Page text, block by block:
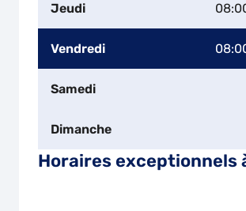
Jeudi
Vendredi
Samedi
Dimanche
Horaires exceptionnels